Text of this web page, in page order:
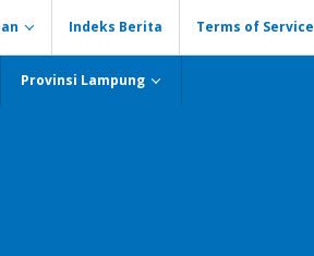
Indeks Berita Terms of Service
Provinsi Lampung